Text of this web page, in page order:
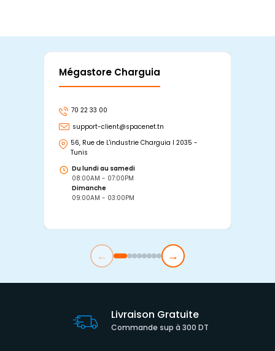
Mégastore Charguia
70 22 33 00
support-client@spacenet.tn
56, Rue de L'industrie Charguia I 2035 -
Tunis
Du lundi au samedi
08:00AM - 07:00PM
Dimanche
09:00AM - 03:00PM
← →
Livraison Gratuite
Commande sup à 300 DT